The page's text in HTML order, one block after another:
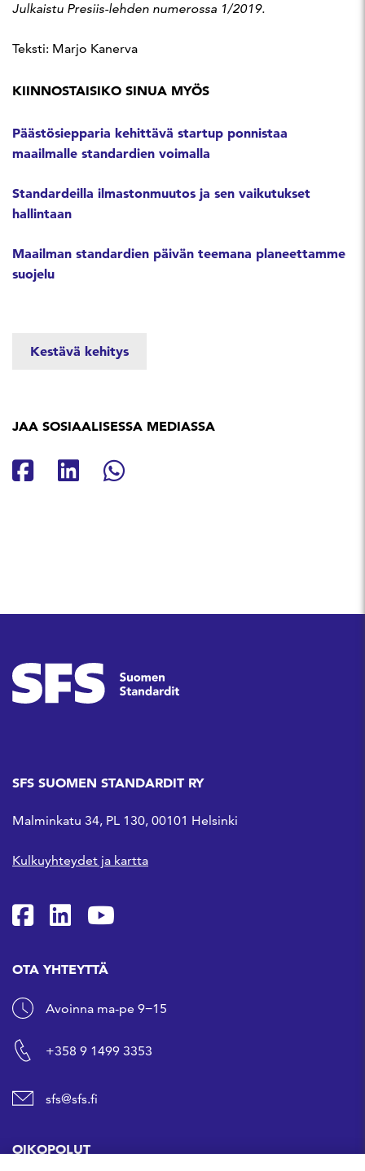
Julkaistu Presiis-lehden numerossa 1/2019.
Teksti: Marjo Kanerva
KIINNOSTAISIKO SINUA MYÖS
Päästösiepparia kehittävä startup ponnistaa
maailmalle standardien voimalla
Standardeilla ilmastonmuutos ja sen vaikutukset
hallintaan
Maailman standardien päivän teemana planeettamme
suojelu
Kestävä kehitys
JAA SOSIAALISESSA MEDIASSA
Jaa Facebookissa
Jaa Linkedinissä
Jaa Whatsappissa
SFS SUOMEN STANDARDIT RY
Malminkatu 34, PL 130, 00101 Helsinki
Kulkuyhteydet ja kartta
SFS Facebookissa
SFS Linkedinissä
SFS Youtubessa
OTA YHTEYTTÄ
Avoinna ma-pe 9−15
+358 9 1499 3353
sfs@sfs.fi
OIKOPOLUT